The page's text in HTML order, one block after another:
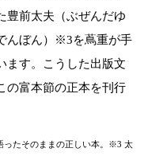
豊前太夫（ぶぜんだゆ
んぼん）※3を蔦重が手
ます。こうした出版文
の富本節の正本を刊行
ったそのままの正しい本。※3 太